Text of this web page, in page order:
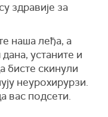
здравије за
наша леђа, а
устаните и
бисте скинули
неурохирурзи.
вас подсети.